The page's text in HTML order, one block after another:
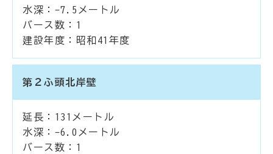
水深：-7.5メートル
バース数：1
建設年度：昭和41年度
第２ふ頭北岸壁
延長：131メートル
水深：-6.0メートル
バース数：1